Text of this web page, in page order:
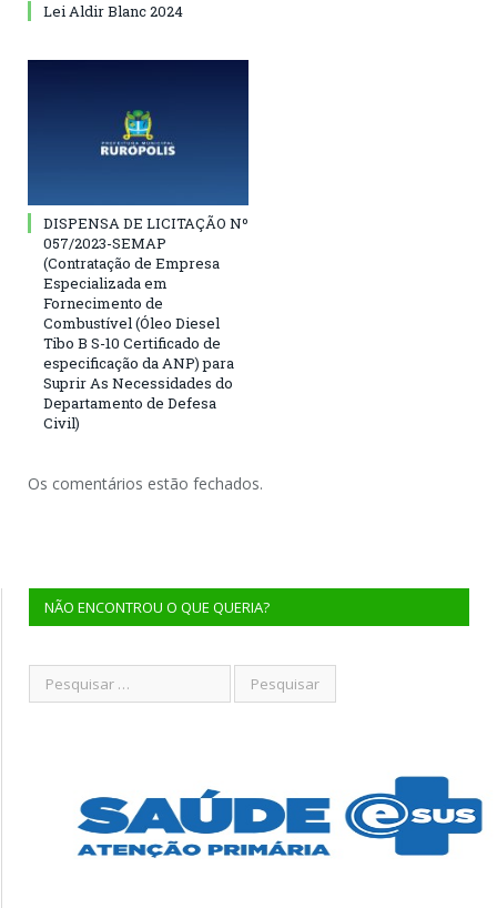
Lei Aldir Blanc 2024
DISPENSA DE LICITAÇÃO Nº
057/2023-SEMAP
(Contratação de Empresa
Especializada em
Fornecimento de
Combustível (Óleo Diesel
Tibo B S-10 Certificado de
especificação da ANP) para
Suprir As Necessidades do
Departamento de Defesa
Civil)
Os comentários estão fechados.
NÃO ENCONTROU O QUE QUERIA?